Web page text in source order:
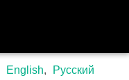
English Русский